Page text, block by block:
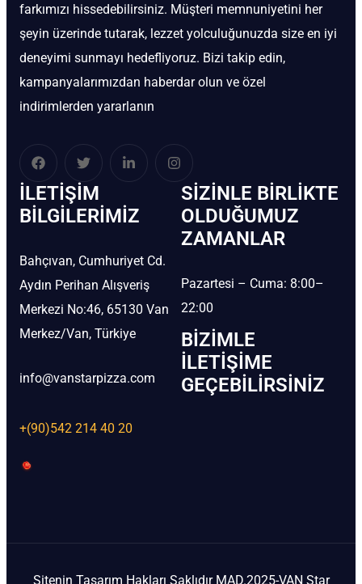
farkımızı hissedebilirsiniz. Müşteri memnuniyetini her
şeyin üzerinde tutarak, lezzet yolculuğunuzda size en iyi
deneyimi sunmayı hedefliyoruz. Bizi takip edin,
kampanyalarımızdan haberdar olun ve özel
indirimlerden yararlanın
İLETIŞIM
BİLGILERIMIZ
Bahçıvan, Cumhuriyet Cd.
Aydın Perihan Alışveriş
Merkezi No:46, 65130 Van
Merkez/Van, Türkiye
info@vanstarpizza.com
+(90)542 214 40 20
SIZINLE BIRLIKTE
OLDUĞUMUZ
ZAMANLAR
Pazartesi – Cuma: 8:00–
22:00
BIZIMLE
İLETIŞIME
GEÇEBILIRSINIZ
Sitenin Tasarım Hakları Saklıdır MAD.2025-VAN Star